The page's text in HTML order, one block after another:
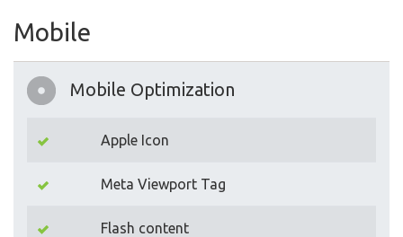
Mobile
Mobile Optimization
Apple Icon
Meta Viewport Tag
Flash content